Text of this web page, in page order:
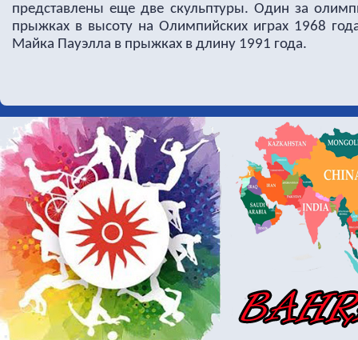
представлены еще две скульптуры. Один за
прыжках в высоту на Олимпийских играх 1968
Майка Пауэлла в прыжках в длину 1991 года.